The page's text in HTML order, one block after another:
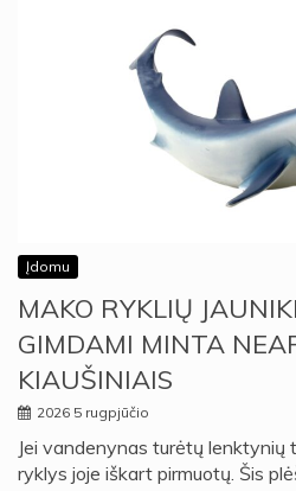
Įdomu
MAKO RYKLIŲ
GIMDAMI MINTA
KIAUŠINIAIS
2026 5 rugpjūčio
Jei vandenynas turėtų lenktynių
ryklys joje iškart pirmuotų. Šis